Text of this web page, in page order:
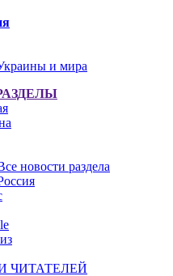
новости раздела
ЧИТАТЕЛЕЙ